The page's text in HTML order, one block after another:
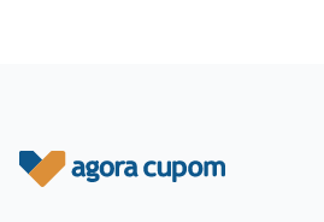
Rodapé do site